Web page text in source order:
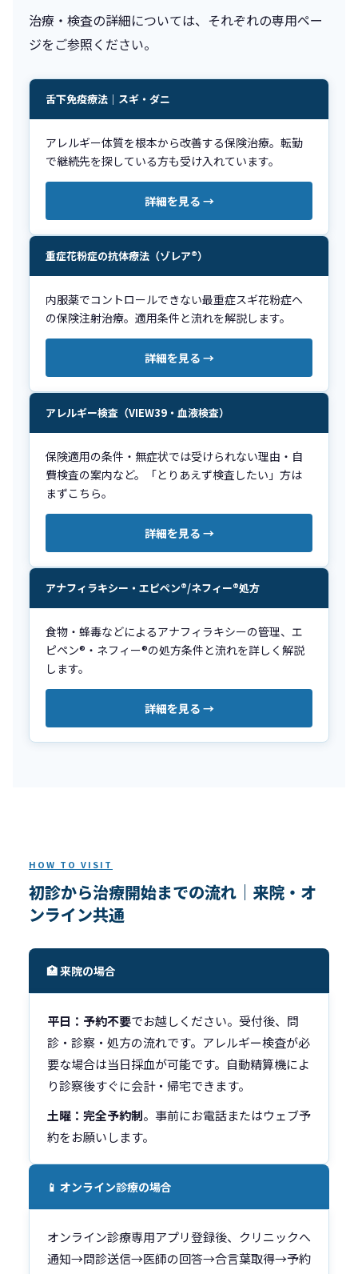
治療・検査の詳細については、それぞれの専用ペー
ジをご参照ください。
舌下免疫療法｜スギ・ダニ
アレルギー体質を根本から改善する保険治療。転勤
で継続先を探している方も受け入れています。
詳細を見る →
重症花粉症の抗体療法（ゾレア®）
内服薬でコントロールできない最重症スギ花粉症へ
の保険注射治療。適用条件と流れを解説します。
詳細を見る →
アレルギー検査（VIEW39・血液検査）
保険適用の条件・無症状では受けられない理由・自
費検査の案内など。「とりあえず検査したい」方は
まずこちら。
詳細を見る →
アナフィラキシー・エピペン®/ネフィー®処方
食物・蜂毒などによるアナフィラキシーの管理、エ
ピペン®・ネフィー®の処方条件と流れを詳しく解説
します。
詳細を見る →
HOW TO VISIT
初診から治療開始までの流れ｜来院・オ
ンライン共通
🏥 来院の場合
平日：予約不要でお越しください。受付後、問
診・診察・処方の流れです。アレルギー検査が必
要な場合は当日採血が可能です。自動精算機によ
り診察後すぐに会計・帰宅できます。
土曜：完全予約制。事前にお電話またはウェブ予
約をお願いします。
📱 オンライン診療の場合
オンライン診療専用アプリ登録後、クリニックへ
通知→問診送信→医師の回答→合言葉取得→予約